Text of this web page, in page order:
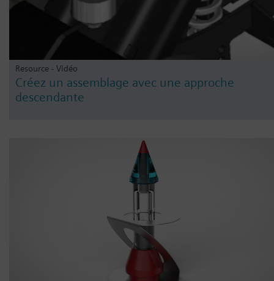
Resource - Vidéo
Créez un assemblage avec une approche
descendante